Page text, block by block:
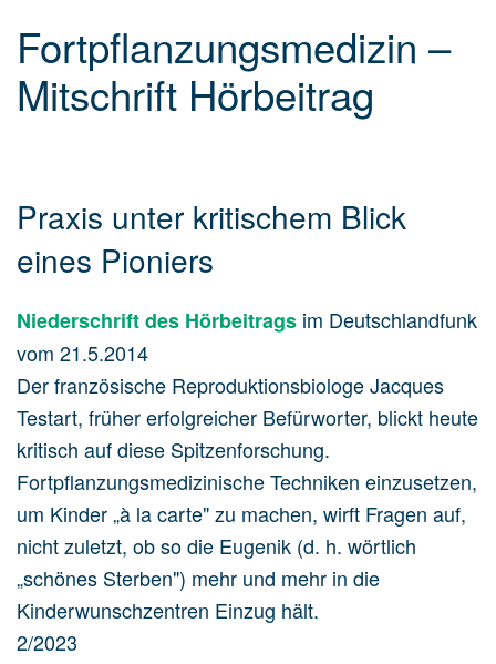
Fortpflan­zungs­me­di­zin –
Mit­schrift Hör­bei­trag
Praxis unter kritischem Blick
eines Pioniers
Niederschrift des Hörbeitrags im Deutschlandfunk
vom 21.5.2014
Der französische Reproduktionsbiologe Jacques
Testart, früher erfolgreicher Befürworter, blickt heute
kritisch auf diese Spitzenforschung.
Fortpflanzungsmedizinische Techniken einzusetzen,
um Kinder „à la carte" zu machen, wirft Fragen auf,
nicht zuletzt, ob so die Eugenik (d. h. wörtlich
„schönes Sterben") mehr und mehr in die
Kinderwunschzentren Einzug hält.
2/2023